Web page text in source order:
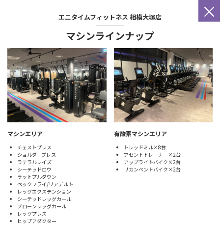
×
エニタイムフィットネス 相模大塚店
マシンラインナップ
マシンエリア
チェストプレス
ショルダープレス
ラテラルレイズ
シーテッドロウ
ラットプルダウン
ペックフライ/リアデルト
レッグエクステンション
シーテッドレッグカール
プローンレッグカール
レッグプレス
ヒップアダクター
有酸素マシンエリア
トレッドミル×8台
アセントトレーナー×2台
アップライトバイク×2台
リカンベントバイク×2台